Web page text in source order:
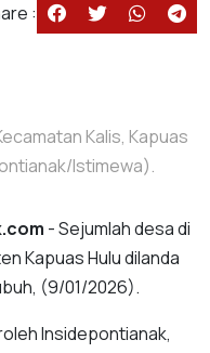
:
Kalis, Kapuas
Istimewa).
- Sejumlah desa di
Kapuas Hulu dilanda
(9/01/2026).
Insidepontianak,